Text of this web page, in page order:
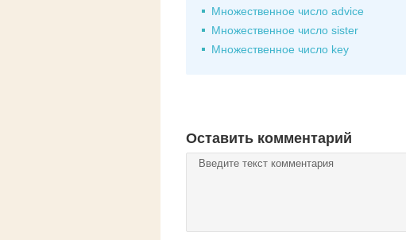
Множественное число advice
Множественное число sister
Множественное число key
Оставить комментарий
Комментарий*